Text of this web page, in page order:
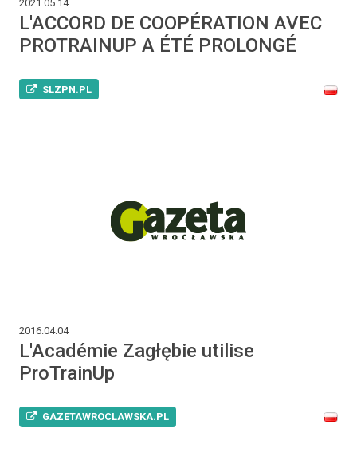
2021.05.14
L'ACCORD DE COOPÉRATION AVEC
PROTRAINUP A ÉTÉ PROLONGÉ
SLZPN.PL
2016.04.04
L'Académie Zagłębie utilise
ProTrainUp
GAZETAWROCLAWSKA.PL